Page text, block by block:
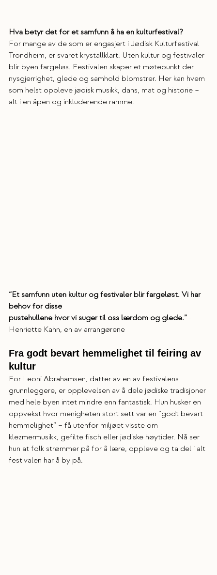
Hva betyr det for et samfunn å ha en kulturfestival?
For mange av de som er engasjert i Jødisk Kulturfestival
Trondheim, er svaret krystallklart: Uten kultur og festivaler
blir byen fargeløs. Festivalen skaper et møtepunkt der
nysgjerrighet, glede og samhold blomstrer. Her kan hvem
som helst oppleve jødisk musikk, dans, mat og historie –
alt i en åpen og inkluderende ramme.
“Et samfunn uten kultur og festivaler blir fargeløst. Vi har
behov for disse
pustehullene hvor vi suger til oss lærdom og glede.”–
Henriette Kahn, en av arrangørene
Fra godt bevart hemmelighet til feiring av
kultur
For Leoni Abrahamsen, datter av en av festivalens
grunnleggere, er opplevelsen av å dele jødiske tradisjoner
med hele byen intet mindre enn fantastisk. Hun husker en
oppvekst hvor menigheten stort sett var en “godt bevart
hemmelighet” – få utenfor miljøet visste om
klezmermusikk, gefilte fisch eller jødiske høytider. Nå ser
hun at folk strømmer på for å lære, oppleve og ta del i alt
festivalen har å by på.